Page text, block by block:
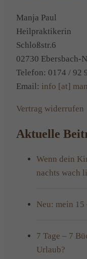
Manja Paul
Heilpraktikerin
Schloßstr.6
02730 Ebersbach-
Telefon: 0174 / 92
Email: info [at]
Vertrag widerrufen
Aktuelle
Wenn dein
nachts wach
Neu: mein
7 Tage – 7
Urlaub?